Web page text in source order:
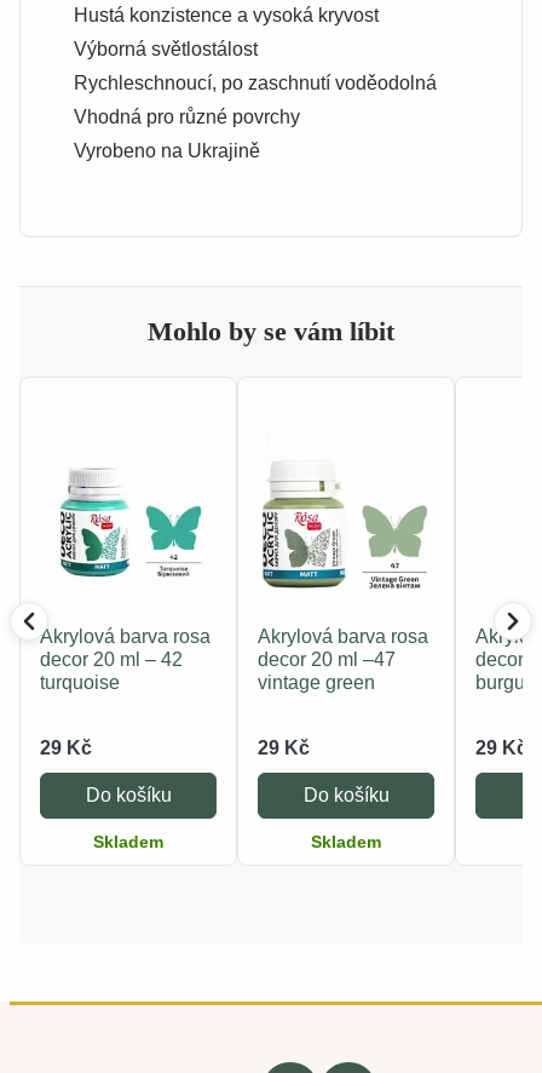
Hustá konzistence a vysoká kryvost
Výborná světlostálost
Rychleschnoucí, po zaschnutí voděodolná
Vhodná pro různé povrchy
Vyrobeno na Ukrajině
Mohlo by se vám líbit
Akrylová barva rosa
decor 20 ml – 42
turquoise
29 Kč
Do košíku
Skladem
Akrylová barva rosa
decor 20 ml –47
vintage green
29 Kč
Do košíku
Skladem
decor
29 Kč